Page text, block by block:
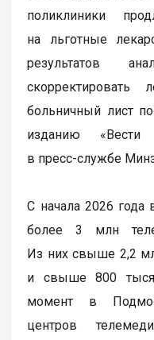
поликлиники
на льготные
результатов
больничный лист
изданию «Вести
в пресс-службе
С начала 2026 года
более 3 млн
Из них свыше 2,2
и свыше 800
момент в
центров